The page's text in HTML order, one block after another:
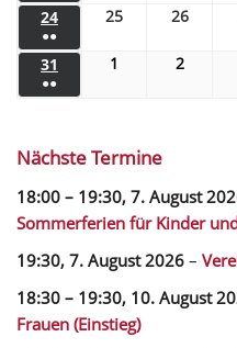
24
●●
25 26
31
●●
1 2
Nächste Termine
18:00 – 19:30, 7. August
Sommerferien für Kinder
19:30, 7. August 2026 –
18:30 – 19:30, 10. August
Frauen (Einstieg)